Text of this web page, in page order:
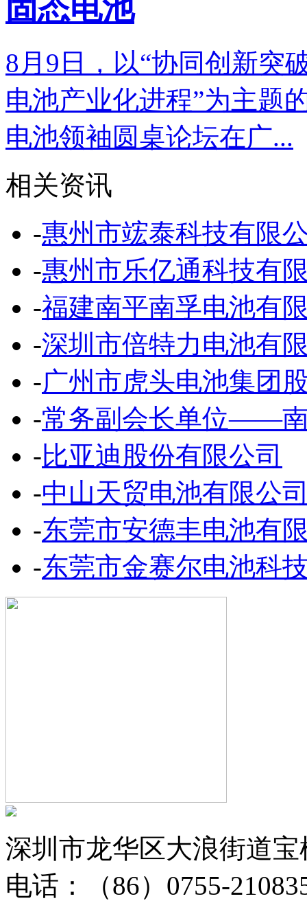
固态电池
8月9日，以“协同创新突
电池产业化进程”为主题
电池领袖圆桌论坛在广...
相关资讯
-惠州市竤泰科技有限
-惠州市乐亿通科技有
-福建南平南孚电池有
-深圳市倍特力电池有
-广州市虎头电池集团
-常务副会长单位——
-比亚迪股份有限公司
-中山天贸电池有限公
-东莞市安德丰电池有
-东莞市金赛尔电池科
深圳市龙华区大浪街道
电话：（86）0755-